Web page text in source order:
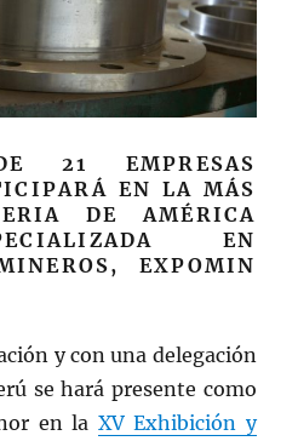
21 EMPRESAS
EN LA MÁS
DE AMÉRICA
EN
EXPOMIN
y con una delegación
se hará presente como
en la XV Exhibición y